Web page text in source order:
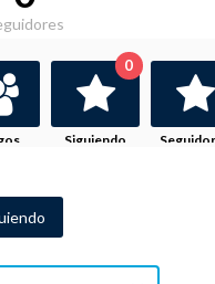
Siguiendo
0